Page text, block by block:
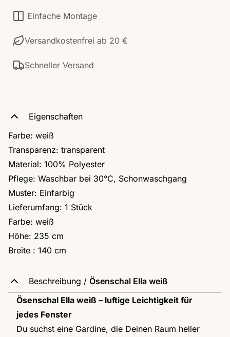
Einfache Montage
Versandkostenfrei ab 20 €
Schneller Versand
Eigenschaften
Farbe: weiß
Transparenz: transparent
Material: 100% Polyester
Pflege: Waschbar bei 30°C, Schonwaschgang
Muster: Einfarbig
Lieferumfang: 1 Stück
Farbe: weiß
Höhe: 235 cm
Breite : 140 cm
Beschreibung / Ösenschal Ella weiß
Ösenschal Ella weiß – luftige Leichtigkeit für
jedes Fenster
Du suchst eine Gardine, die Deinen Raum heller